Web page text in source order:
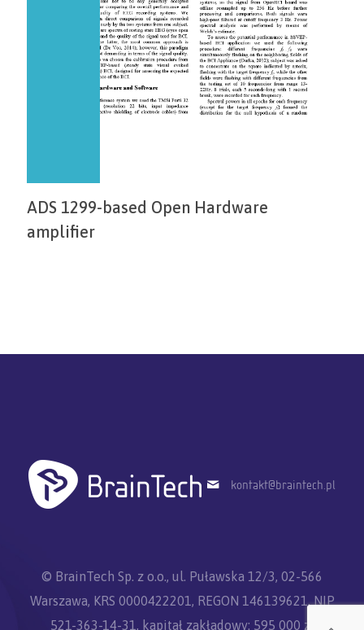
ADS 1299-based Open Hardware
amplifier
kontakt@braintech.pl
© BrainTech Sp. z o.o., ul. Puławska 12/3, 02-566
Warszawa, KRS 0000422201, REGON 146139621, NIP
521-363-14-31, kapitał zakładowy: 595 000 zł